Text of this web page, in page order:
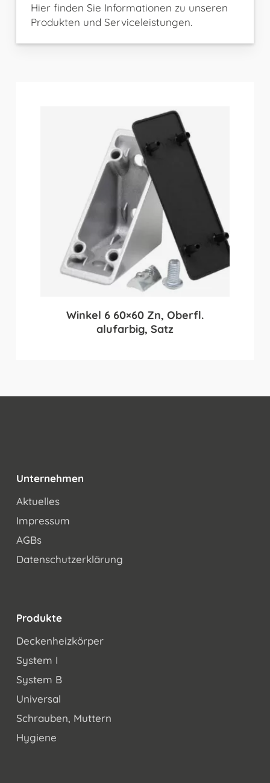
Hier finden Sie Informationen zu unseren
Produkten und Serviceleistungen.
Winkel 6 60×60 Zn, Oberfl.
alufarbig, Satz
Unternehmen
Aktuelles
Impressum
AGBs
Datenschutzerklärung
Produkte
Deckenheizkörper
System I
System B
Universal
Schrauben, Muttern
Hygiene